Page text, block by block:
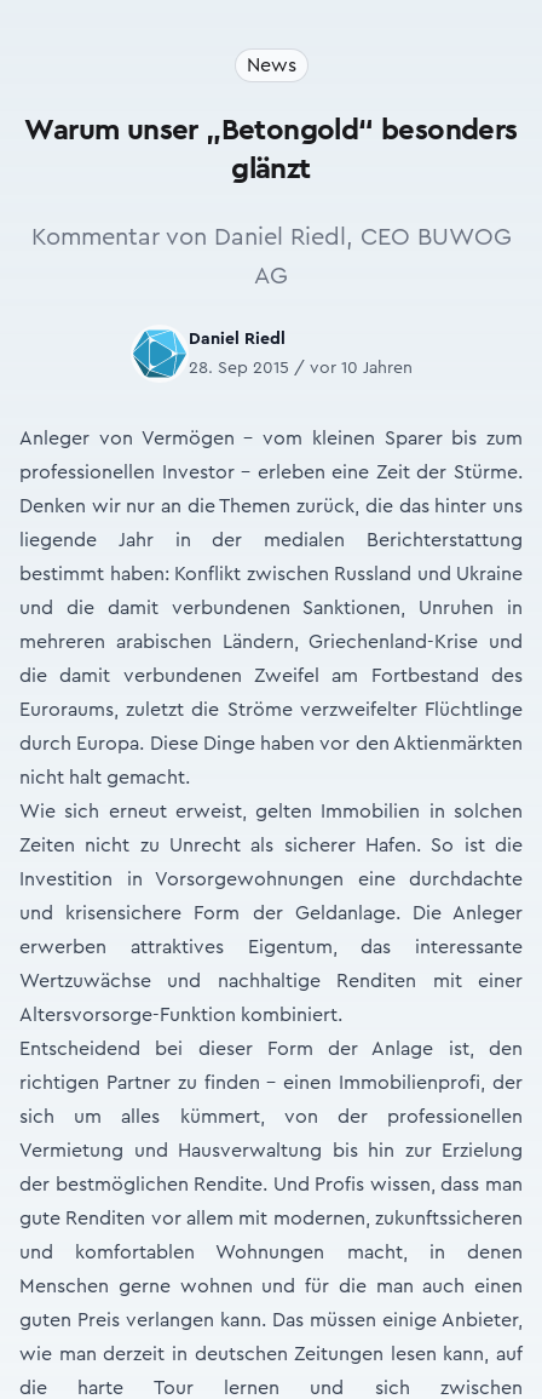
News
Warum unser „Betongold“ besonders
glänzt
Kommentar von Daniel Riedl, CEO BUWOG
AG
Daniel Riedl
28. Sep 2015 / vor 10 Jahren
Anleger von Vermögen - vom kleinen Sparer bis zum
professionellen Investor - erleben eine Zeit der Stürme.
Denken wir nur an die Themen zurück, die das hinter uns
liegende Jahr in der medialen Berichterstattung
bestimmt haben: Konflikt zwischen Russland und Ukraine
und die damit verbundenen Sanktionen, Unruhen in
mehreren arabischen Ländern, Griechenland-Krise und
die damit verbundenen Zweifel am Fortbestand des
Euroraums, zuletzt die Ströme verzweifelter Flüchtlinge
durch Europa. Diese Dinge haben vor den Aktienmärkten
nicht halt gemacht.
Wie sich erneut erweist, gelten Immobilien in solchen
Zeiten nicht zu Unrecht als sicherer Hafen. So ist die
Investition in Vorsorgewohnungen eine durchdachte
und krisensichere Form der Geldanlage. Die Anleger
erwerben attraktives Eigentum, das interessante
Wertzuwächse und nachhaltige Renditen mit einer
Altersvorsorge-Funktion kombiniert.
Entscheidend bei dieser Form der Anlage ist, den
richtigen Partner zu finden - einen Immobilienprofi, der
sich um alles kümmert, von der professionellen
Vermietung und Hausverwaltung bis hin zur Erzielung
der bestmöglichen Rendite. Und Profis wissen, dass man
gute Renditen vor allem mit modernen, zukunftssicheren
und komfortablen Wohnungen macht, in denen
Menschen gerne wohnen und für die man auch einen
guten Preis verlangen kann. Das müssen einige Anbieter,
wie man derzeit in deutschen Zeitungen lesen kann, auf
die harte Tour lernen und sich zwischen